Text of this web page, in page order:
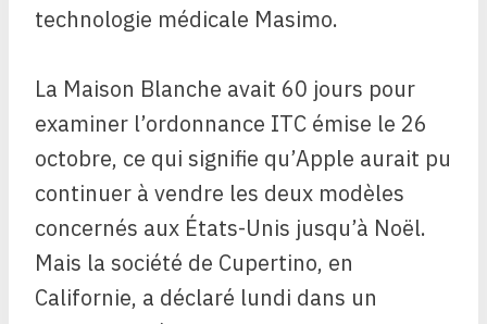
technologie médicale Masimo.
La Maison Blanche avait 60 jours pour
examiner l’ordonnance ITC émise le 26
octobre, ce qui signifie qu’Apple aurait pu
continuer à vendre les deux modèles
concernés aux États-Unis jusqu’à Noël.
Mais la société de Cupertino, en
Californie, a déclaré lundi dans un